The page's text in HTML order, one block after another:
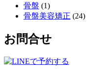
骨盤 (1)
骨盤美容矯正 (24)
お問合せ